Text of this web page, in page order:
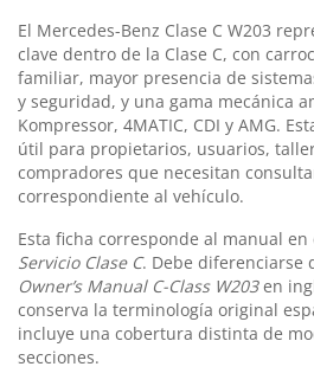
El Mercedes-Benz Clase C W203
clave dentro de la Clase C, con
familiar, mayor presencia de
y seguridad, y una gama mecánica
Kompressor, 4MATIC, CDI y AMG.
útil para propietarios, usuarios,
compradores que necesitan
correspondiente al vehículo.
Esta ficha corresponde al manual en
Servicio Clase C. Debe diferenciarse
Owner’s Manual C-Class W203en
conserva la terminología original
incluye una cobertura distinta de
secciones.